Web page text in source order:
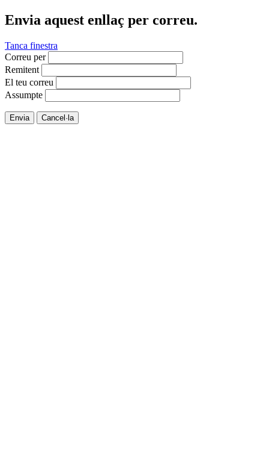
Envia aquest enllaç per correu.
Tanca finestra
Correu per
Remitent
El teu correu
Assumpte
Envia Cancel·la